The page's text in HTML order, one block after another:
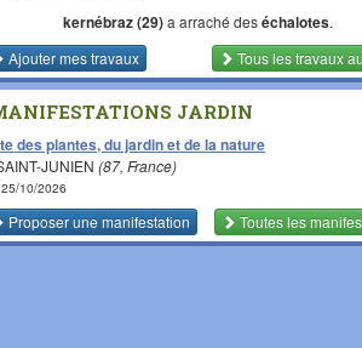
kernébraz (29)a arraché deséchalotes.
Ajouter mes travaux
Tous les travaux
JARDIN
des plantes, du jardin et de la nature
JUNIEN (87, France)
10/2026
Proposer une manifestation Toutes les